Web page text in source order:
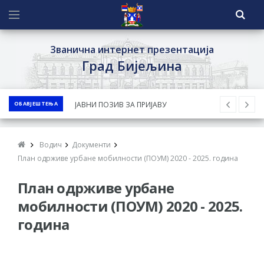
Званична интернет презентација
Град Бијељина
ОБАВЈЕШТЕЊА
ЈАВНИ ПОЗИВ ЗА ПРИЈАВУ
НЕПРОПИСНОГ ОДЛАГАЊА ОТПАДА УЗ
ЈАВНИ КОНКУРС ЗА ДОДЈЕЛУ
СУФИНАНСИРАЊЕ КУПОВИНЕ СЕОСКЕ
КУЋЕ СА ОКУЋНИЦОМ НА ТЕРИТОРИЈИ
Водич
Документи
План одрживе урбане мобилности (ПОУМ) 2020 - 2025. година
План одрживе урбане
мобилности (ПОУМ) 2020 - 2025.
година